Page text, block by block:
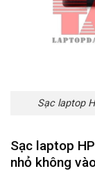
Sạc laptop
Sạc laptop
nhỏ không